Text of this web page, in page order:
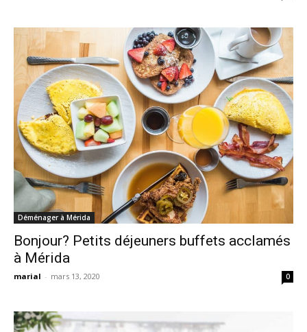
Déménager à Mérida
Bonjour? Petits déjeuners buffets acclamés
à Mérida
marial - mars 13, 2020 0